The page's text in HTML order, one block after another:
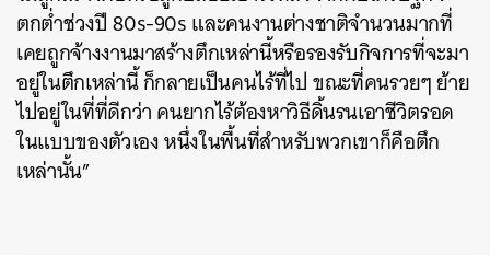
ตกต่ำช่วงปี 80s-90s และคนงานต่างชาติจำนวนมากที่
เคยถูกจ้างงานมาสร้างตึกเหล่านี้หรือรองรับกิจการที่จะมา
อยู่ในตึกเหล่านี้ ก็กลายเป็นคนไร้ที่ไป ขณะที่คนรวยๆ ย้าย
ไปอยู่ในที่ที่ดีกว่า คนยากไร้ต้องหาวิธีดิ้นรนเอาชีวิตรอด
ในแบบของตัวเอง หนึ่งในพื้นที่สำหรับพวกเขาก็คือตึก
เหล่านั้น”